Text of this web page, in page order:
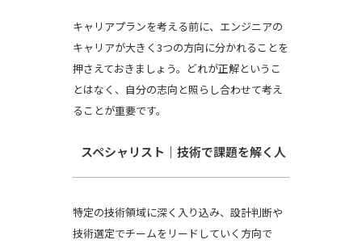
キャリアプランを考える前に、エンジニアの
キャリアが大きく3つの方向に分かれることを
押さえておきましょう。どれが正解というこ
とはなく、自分の志向と照らし合わせて考え
ることが重要です。
スペシャリスト｜技術で課題を解く人
特定の技術領域に深く入り込み、設計判断や
技術選定でチームをリードしていく方向で